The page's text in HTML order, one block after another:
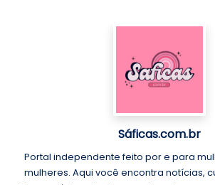
Sáficas.com.br
Portal independente feito por e para
mulheres. Aqui você encontra notícias,